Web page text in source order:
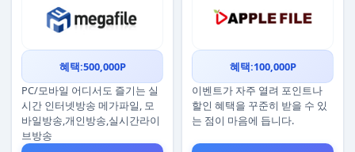
혜택:500,000P
PC/모바일 어디서도 즐기는 실
시간 인터넷방송 메가파일, 모
바일방송,개인방송,실시간라이
브방송
혜택:100,000P
이벤트가 자주 열려 포인트나
할인 혜택을 꾸준히 받을 수 있
는 점이 마음에 듭니다.